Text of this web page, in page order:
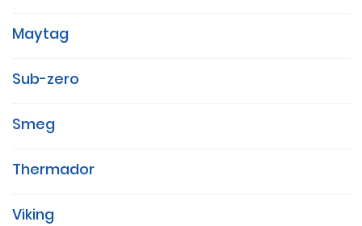
Maytag
Sub-zero
Smeg
Thermador
Viking